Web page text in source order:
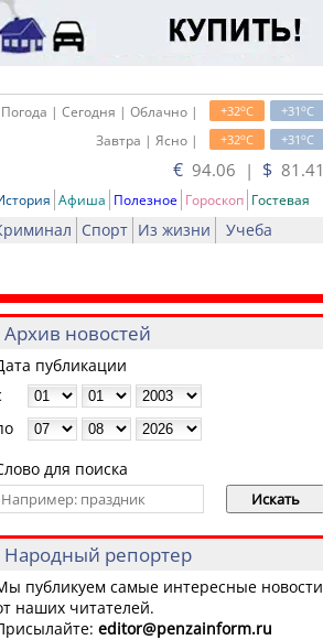
+31oC
+32oC
Погода | Сегодня | Облачно |
+31oC
+32oC
Завтра | Ясно |
€ 94.06 | $ 81.41
Афиша Полезное Гороскоп Гостевая
Спорт Из жизни Учеба
Архив новостей
публикации
для поиска
Народный репортер
публикуем самые интересные новости
наших читателей.
editor@penzainform.ru